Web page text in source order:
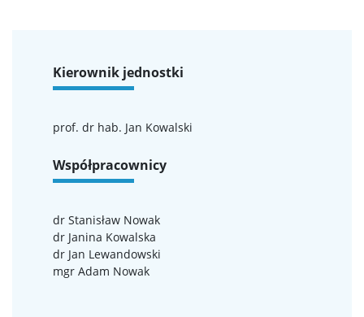
Biblioteka Wydziału
Kalendarz akademicki
Dla kandydatów
Rekrutacja
Studia I stopnia
Kierownik jednostki
prof. dr hab. Jan Kowalski
Współpracownicy
dr Stanisław Nowak
dr Janina Kowalska
dr Jan Lewandowski
mgr Adam Nowak